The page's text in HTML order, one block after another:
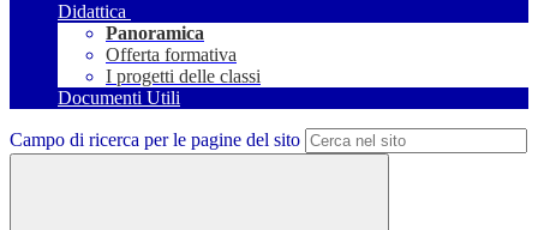
Didattica
Panoramica
Offerta formativa
I progetti delle classi
Documenti Utili
Campo di ricerca per le pagine del sito